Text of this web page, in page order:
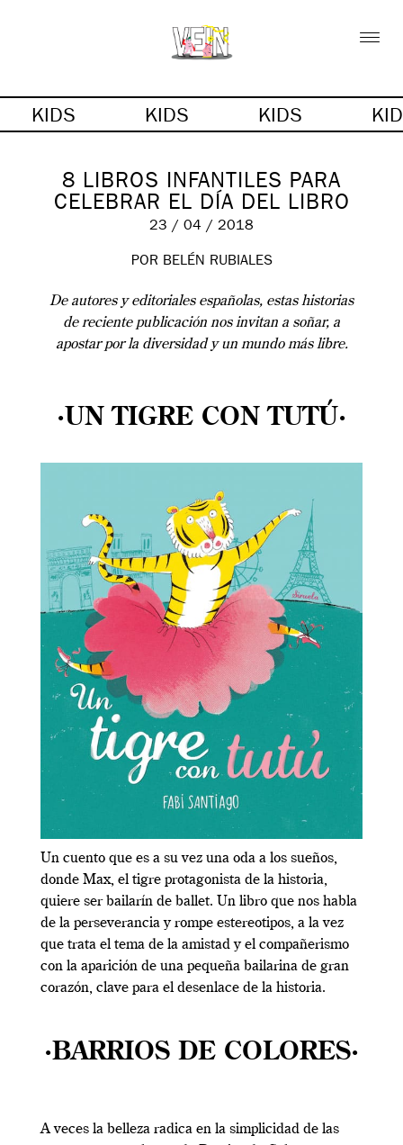
KIDS KIDS KIDS
8 LIBROS INFANTILES PARA
CELEBRAR EL DÍA DEL LIBRO
23 / 04 / 2018
POR BELÉN RUBIALES
De autores y editoriales españolas, estas historias
de reciente publicación nos invitan a soñar, a
apostar por la diversidad y un mundo más libre.
·UN TIGRE CON TUTÚ·
Un cuento que es a su vez una oda a los sueños,
donde Max, el tigre protagonista de la historia,
quiere ser bailarín de ballet. Un libro que nos habla
de la perseverancia y rompe estereotipos, a la vez
que trata el tema de la amistad y el compañerismo
con la aparición de una pequeña bailarina de gran
corazón, clave para el desenlace de la historia.
·BARRIOS DE COLORES·
A veces la belleza radica en la simplicidad de las